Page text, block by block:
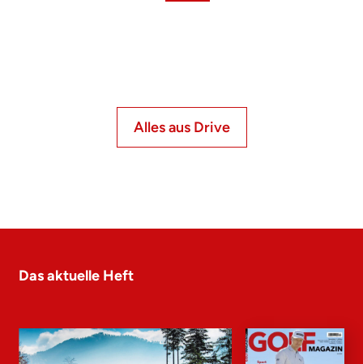
Alles aus Drive
Das aktuelle Heft